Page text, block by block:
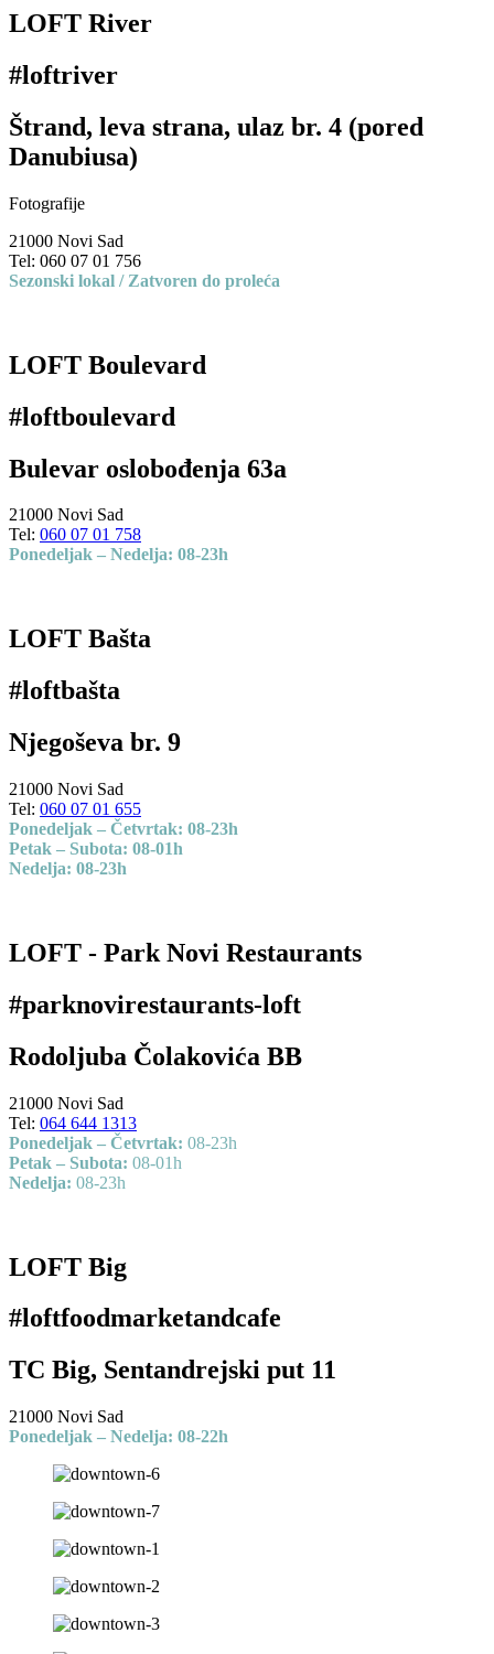
LOFT River
#loftriver
Štrand, leva strana, ulaz br. 4 (pored
Danubiusa)
Fotografije
21000 Novi Sad
Tel: 060 07 01 756
Sezonski lokal / Zatvoren do proleća
LOFT Boulevard
#loftboulevard
Bulevar oslobođenja 63a
21000 Novi Sad
Tel: 060 07 01 758
Ponedeljak – Nedelja: 08-23h
LOFT Bašta
#loftbašta
Njegoševa br. 9
21000 Novi Sad
Tel: 060 07 01 655
Ponedeljak – Četvrtak: 08-23h
Petak – Subota: 08-01h
Nedelja: 08-23h
LOFT - Park Novi Restaurants
#parknovirestaurants-loft
Rodoljuba Čolakovića BB
21000 Novi Sad
Tel: 064 644 1313
Ponedeljak – Četvrtak: 08-23h
Petak – Subota: 08-01h
Nedelja: 08-23h
LOFT Big
#loftfoodmarketandcafe
TC Big, Sentandrejski put 11
21000 Novi Sad
Ponedeljak – Nedelja: 08-22h